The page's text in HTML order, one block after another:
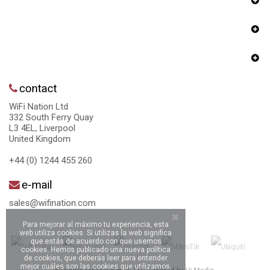
contact
WiFi Nation Ltd
332 South Ferry Quay
L3 4EL, Liverpool
United Kingdom
+44 (0) 1244 455 260
e-mail
sales@wifination.com
Para mejorar al máximo tu experiencia, esta
web utiliza cookies. Si utilizas la web significa
que estás de acuerdo con que usemos
cookies. Hemos publicado una nueva política
de cookies, que deberás leer para entender
mejor cuáles son las cookies que utilizamos.